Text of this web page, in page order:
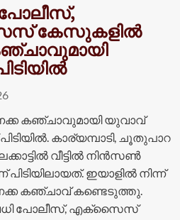
പോലീസ്,
കേസുകളിൽ
കഞ്ചാവുമായി യുവാവ്
കാര്യമ്പാടി, ചൂതുപാറ
വീട്ടിൽ നിൻസൺ
ഇയാളിൽ നിന്ന്
കഞ്ചാവ് കണ്ടെടുത്തു.
പോലീസ്, എക്സൈസ്